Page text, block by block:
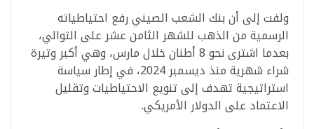
ولفت إلى أن بنك الشعب الصيني رفع احتياطياته
الرسمية من الذهب للشهر الثامن عشر على التوالي،
بعدما اشترى نحو 8 أطنان خلال مارس، وهي أكبر وتيرة
شراء شهرية منذ ديسمبر 2024، في إطار سياسة
استراتيجية تهدف إلى تنويع الاحتياطيات وتقليل
الاعتماد على الدولار الأمريكي.